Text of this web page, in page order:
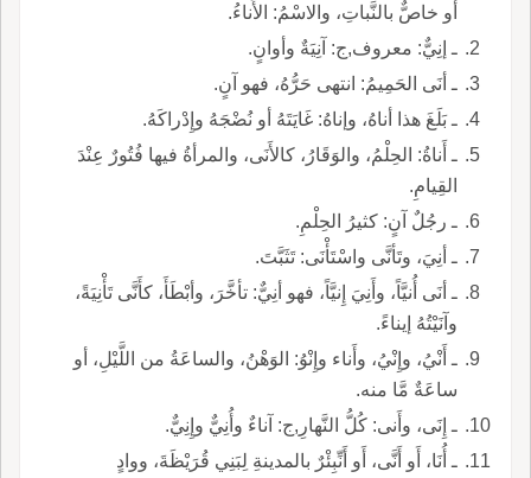
أو خاصٌّ بالنَّباتِ، والاسْمُ: الأَناءُ.
ـ إنِيٌّ: معروف,ج: آنِيَةٌ وأوانٍ.
ـ أنَى الحَمِيمُ: انتهى حَرُّهُ، فهو آنٍ.
ـ بَلَغَ هذا أناهُ، وإناهُ: غَايَتَهُ أو نُضْجَهُ وإِدْراكَهُ.
ـ أَناةُ: الحِلْمُ، والوَقَارُ، كالأَنَى، والمرأةُ فيها فُتُورٌ عِنْدَ
القِيامِ.
ـ رجُلٌ آنٍ: كثيرُ الحِلْمِ.
ـ أنِيَ، وتَأنَّى واسْتَأْنَى: تَثَبَّتَ.
ـ أنَى أُنيَّاً، وأَنِيَ إِنيَّاً، فهو أنِيٌّ: تأخَّرَ، وأبْطَأَ، كأَنَّى تَأْنِيَةً،
وآنَيْتُهُ إيناءً.
ـ أَنْيُ، وإِنْيُ، وأَناء وإِنْوُ: الوَهْنُ، والساعَةُ من اللَّيْلِ، أو
ساعَةٌ مَّا منه.
ـ إِنَى، وأَنى: كُلُّ النَّهارِ,ج: آناءٌ وأُنِيٌّ وإِنِيٌّ.
ـ أُنَا، أَو أَنَّى، أَو أَنِّبِئْرٌ بالمدينةِ لِبَنِي قُرَيْظَةَ، ووادٍ